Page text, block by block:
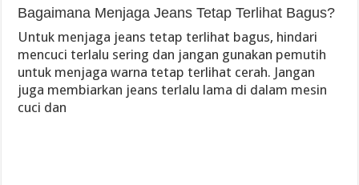
Bagaimana Menjaga Jeans Tetap Terlihat Bagus?
Untuk menjaga jeans tetap terlihat bagus, hindari
mencuci terlalu sering dan jangan gunakan pemutih
untuk menjaga warna tetap terlihat cerah. Jangan
juga membiarkan jeans terlalu lama di dalam mesin
cuci dan